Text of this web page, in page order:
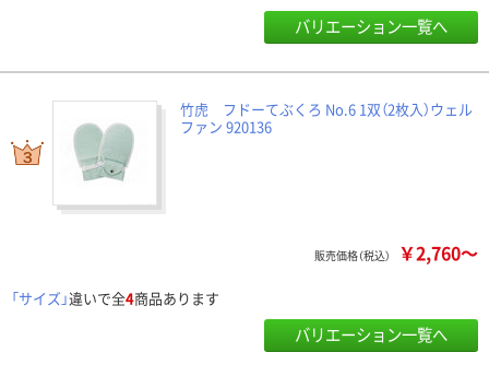
バリエーション一覧へ
竹虎 フドーてぶくろ No.6 1双（2枚入）ウェル
ファン 920136
販売価格（税込） ￥2,760～
「サイズ」違いで全4商品あります
バリエーション一覧へ